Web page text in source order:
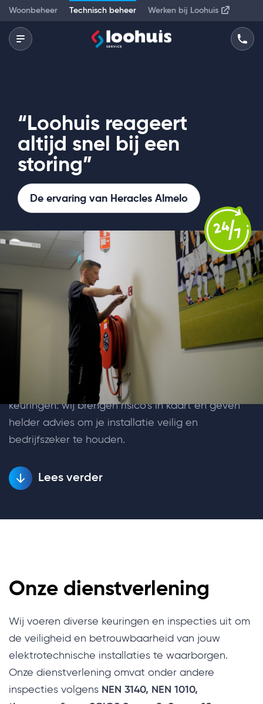
Woonbeheer Technisch beheer Werken bij Loohuis
Keuringen en inspecties
Veilige en betrouwbare installaties beginnen met
een goede controle. Met onze keuringen en
inspecties zorgen we ervoor dat
elektrotechnische installaties voldoen aan de
geldende normen en veilig gebruikt kunnen
worden. Van periodieke inspecties tot uitgebreide
keuringen: wij brengen risico’s in kaart en geven
helder advies om je installatie veilig en
bedrijfszeker te houden.
Lees verder
“Loohuis reageert
altijd snel bij een
storing”
De ervaring van Heracles Almelo
Onze dienstverlening
Wij voeren diverse keuringen en inspecties uit om
de veiligheid en betrouwbaarheid van jouw
elektrotechnische installaties te waarborgen.
Onze dienstverlening omvat onder andere
inspecties volgens NEN 3140, NEN 1010,